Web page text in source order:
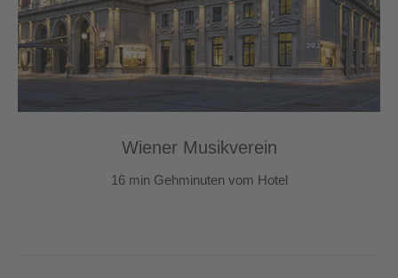
Wiener Musikverein
16 min Gehminuten vom Hotel